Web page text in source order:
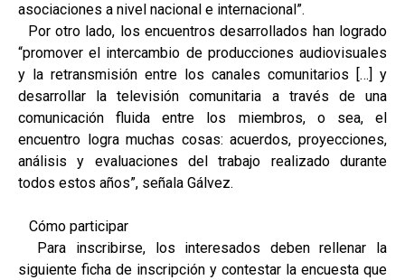
asociaciones a nivel nacional e internacional”.
Por otro lado, los encuentros desarrollados han logrado
“promover el intercambio de producciones audiovisuales
y la retransmisión entre los canales comunitarios […] y
desarrollar la televisión comunitaria a través de una
comunicación fluida entre los miembros, o sea, el
encuentro logra muchas cosas: acuerdos, proyecciones,
análisis y evaluaciones del trabajo realizado durante
todos estos años”, señala Gálvez.
Cómo participar
Para inscribirse, los interesados deben rellenar la
siguiente ficha de inscripción y contestar la encuesta que